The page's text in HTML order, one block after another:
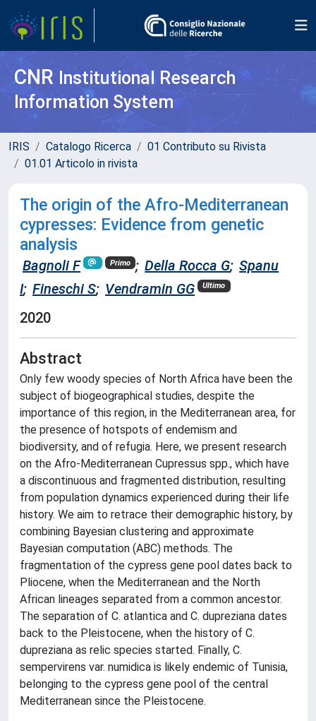
CNR Institutional Research
Information System
IRIS Catalogo Ricerca
01 Contributo su Rivista
01.01 Articolo in rivista
The origin of the Afro-Mediterranean
cypresses: Evidence from genetic
analysis
Bagnoli F Primo ; Della Rocca G; Spanu
I; Fineschi S; Vendramin GG Ultimo
2020
Abstract
Only few woody species of North Africa have been the
subject of biogeographical studies, despite the
importance of this region, in the Mediterranean area, for
the presence of hotspots of endemism and
biodiversity, and of refugia. Here, we present research
on the Afro-Mediterranean Cupressus spp., which have
a discontinuous and fragmented distribution, resulting
from population dynamics experienced during their life
history. We aim to retrace their demographic history, by
combining Bayesian clustering and approximate
Bayesian computation (ABC) methods. The
fragmentation of the cypress gene pool dates back to
Pliocene, when the Mediterranean and the North
African lineages separated from a common ancestor.
The separation of C. atlantica and C. dupreziana dates
back to the Pleistocene, when the history of C.
dupreziana as relic species started. Finally, C.
sempervirens var. numidica is likely endemic of Tunisia,
belonging to the cypress gene pool of the central
Mediterranean since the Pleistocene.